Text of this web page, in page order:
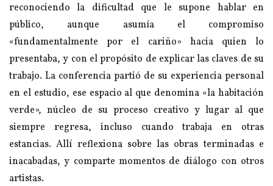
reconociendo la dificultad que le supone hablar en
público, aunque asumía el compromiso
«fundamentalmente por el cariño» hacia quien lo
presentaba, y con el propósito de explicar las claves de su
trabajo. La conferencia partió de su experiencia personal
en el estudio, ese espacio al que denomina «la habitación
verde», núcleo de su proceso creativo y lugar al que
siempre regresa, incluso cuando trabaja en otras
estancias. Allí reflexiona sobre las obras terminadas e
inacabadas, y comparte momentos de diálogo con otros
artistas.